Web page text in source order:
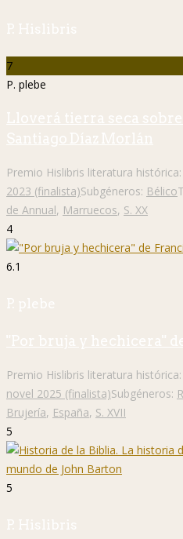
P. Hislibris
7
P. plebe
Lloverá tierra seca
Santiago Díaz Morlán
Premio Hislibris literatura histórica:
2023 (finalista)Subgéneros: Bélico
de Annual, Marruecos, S. XX
4
6.1
P. plebe
"Por bruja y hechicera"
Premio Hislibris literatura histórica:
novel 2025 (finalista)Subgéneros:
Brujería, España, S. XVII
5
5
P. Hislibris